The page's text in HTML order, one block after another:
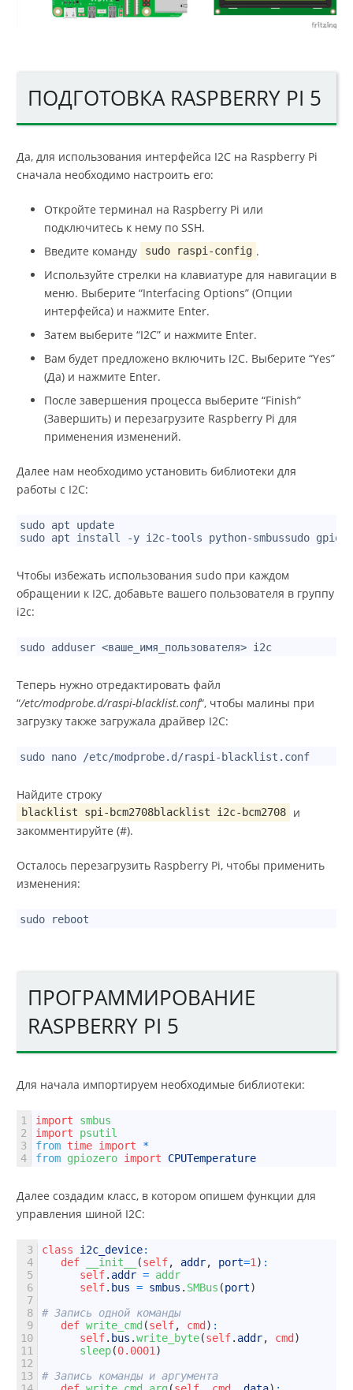
ПОДГОТОВКА RASPBERRY PI 5
Да, для использования интерфейса I2C на Raspberry Pi
сначала необходимо настроить его:
Откройте терминал на Raspberry Pi или
подключитесь к нему по SSH.
Введите команду
sudo raspi-config .
Используйте стрелки на клавиатуре для навигации в
меню. Выберите “Interfacing Options” (Опции
интерфейса) и нажмите Enter.
Затем выберите “I2C” и нажмите Enter.
Вам будет предложено включить I2C. Выберите “Yes”
(Да) и нажмите Enter.
После завершения процесса выберите “Finish”
(Завершить) и перезагрузите Raspberry Pi для
применения изменений.
Далее нам необходимо установить библиотеки для
работы с I2C:
sudo apt update
sudo apt install -y i2c-tools python-smbussudo
Чтобы избежать использования sudo при каждом
обращении к I2C, добавьте вашего пользователя в группу
i2c:
sudo adduser <ваше_имя_пользователя> i2c
Теперь нужно отредактировать файл
“/etc/modprobe.d/raspi-blacklist.conf“, чтобы малины при
загрузку также загружала драйвер I2C:
sudo nano /etc/modprobe.d/raspi-blacklist.conf
Найдите строку
blacklist spi-bcm2708blacklist i2c-bcm2708
и
закомментируйте (#).
Осталось перезагрузить Raspberry Pi, чтобы применить
изменения:
sudo reboot
ПРОГРАММИРОВАНИЕ
RASPBERRY PI 5
Для начала импортируем необходимые библиотеки:
1
2
3
4
import
smbus
import
psutil
from time import
*
from gpiozero import CPUTemperature
Далее создадим класс, в котором опишем функции для
управления шиной I2C:
3
4
5
6
7
8
9
10
11
12
13
class i2c_device:
def
__init__ (self, addr, port=1 ) :
self. addr = addr
self. bus = smbus . SMBus (port)
# Запись одной команды
def write_cmd (self, cmd ) :
self. bus .write_byte(self. addr, cmd )
sleep(0.0001 )
# Запись команды и аргумента